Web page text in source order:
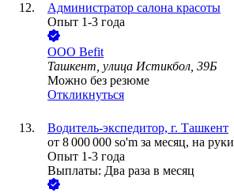
Администратор салона красоты
Опыт 1-3 года
ООО Befit
Ташкент, улица Истикбол, 39Б
Можно без резюме
Откликнуться
Водитель-экспедитор, г. Ташкент
от 8 000 000 so'm за месяц, на руки
Опыт 1-3 года
Выплаты: Два раза в месяц